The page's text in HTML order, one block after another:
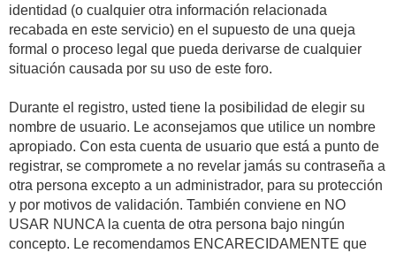
identidad (o cualquier otra información relacionada
recabada en este servicio) en el supuesto de una queja
formal o proceso legal que pueda derivarse de cualquier
situación causada por su uso de este foro.
Durante el registro, usted tiene la posibilidad de elegir su
nombre de usuario. Le aconsejamos que utilice un nombre
apropiado. Con esta cuenta de usuario que está a punto de
registrar, se compromete a no revelar jamás su contraseña a
otra persona excepto a un administrador, para su protección
y por motivos de validación. También conviene en NO
USAR NUNCA la cuenta de otra persona bajo ningún
concepto. Le recomendamos ENCARECIDAMENTE que